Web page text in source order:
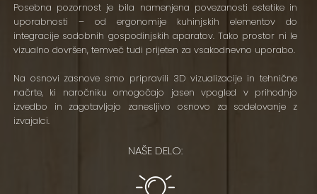
Posebna pozornost je bila namenjena povezanosti estetike in
uporabnosti – od ergonomije kuhinjskih elementov do
integracije sodobnih gospodinjskih aparatov. Tako prostor ni le
vizualno dovršen, temveč tudi prijeten za vsakodnevno uporabo.
Na osnovi zasnove smo pripravili 3D vizualizacije in tehnične
načrte, ki naročniku omogočajo jasen vpogled v prihodnjo
izvedbo in zagotavljajo zanesljivo osnovo za sodelovanje z
izvajalci.
NAŠE DELO: